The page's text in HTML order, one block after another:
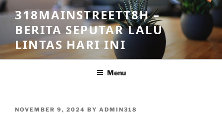
Skip
to
content
318MAINSTREETT8H –
BERITA SEPUTAR LALU
LINTAS HARI INI
Menu
POSTED
NOVEMBER 9, 2024 BY ADMIN318